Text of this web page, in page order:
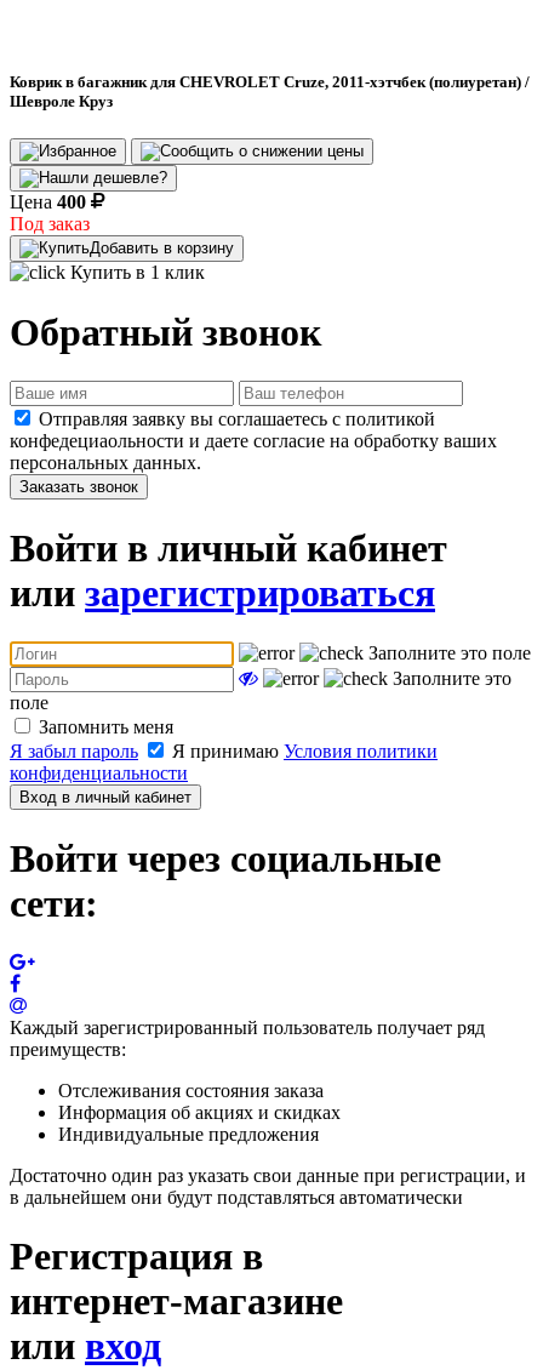
Коврик в багажник для CHEVROLET Cruze, 2011-хэтчбек (полиуретан) /
Шевроле Круз
Цена 400
Под заказ
Добавить в корзину
Купить в 1 клик
Обратный звонок
Отправляя заявку вы соглашаетесь с политикой
конфедециаольности и даете согласие на обработку ваших
персональных данных.
Заказать звонок
Войти в личный кабинет
или зарегистрироваться
Заполните это поле
Заполните это
поле
Запомнить меня
Я забыл пароль
Я принимаю Условия политики
конфиденциальности
Вход в личный кабинет
Войти через социальные
сети:
Каждый зарегистрированный пользователь получает ряд
преимуществ:
Отслеживания состояния заказа
Информация об акциях и скидках
Индивидуальные предложения
Достаточно один раз указать свои данные при регистрации, и
в дальнейшем они будут подставляться автоматически
Регистрация в
интернет-магазине
или вход